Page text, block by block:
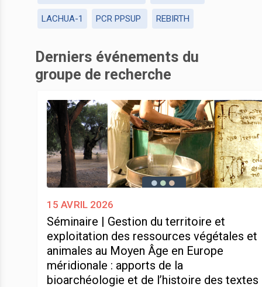
LACHUA-1 PCR PPSUP REBIRTH
Derniers événements du
groupe de recherche
15 avril 2026
Séminaire | Gestion du territoire et
exploitation des ressources végétales et
animales au Moyen Âge en Europe
méridionale : apports de la
bioarchéologie et de l’histoire des textes